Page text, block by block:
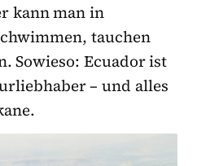
kann man in
tauchen
Sowieso: Ecuador ist
– und alles